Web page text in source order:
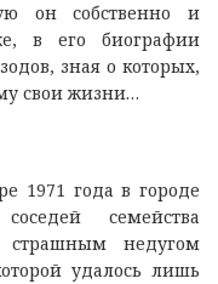
он собственно и
в его биографии
зная о которых,
свои жизни…
1971 года в городе
семейства
страшным недугом
удалось лишь